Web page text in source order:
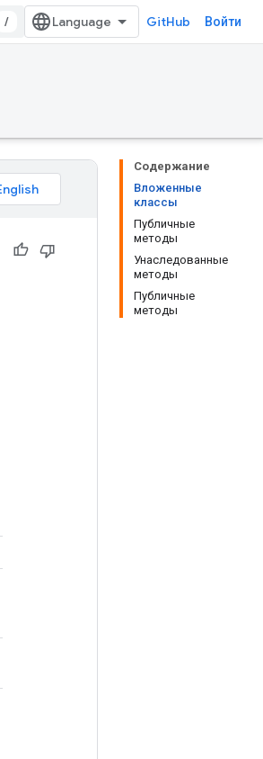
/ GitHub Войти
Содержание
Вложенные
классы
Публичные
методы
Унаследованные
методы
Публичные
методы